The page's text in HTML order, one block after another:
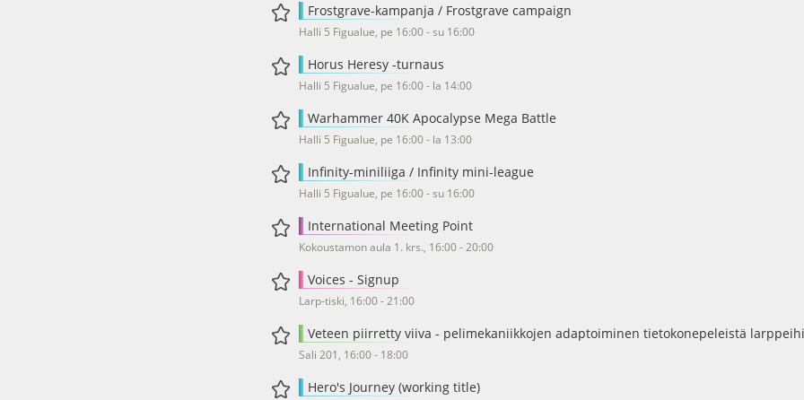
Frostgrave-kampanja / Frostgrave campaign
Halli 5 Figualue, pe 16:00 - su 16:00
Horus Heresy -turnaus
Halli 5 Figualue, pe 16:00 - la 14:00
Warhammer 40K Apocalypse Mega Battle
Halli 5 Figualue, pe 16:00 - la 13:00
Infinity-miniliiga / Infinity mini-league
Halli 5 Figualue, pe 16:00 - su 16:00
International Meeting Point
Kokoustamon aula 1. krs., 16:00 - 20:00
Voices - Signup
Larp-tiski, 16:00 - 21:00
Veteen piirretty viiva - pelimekaniikkojen adaptoiminen tietokonepeleistä
Sali 201, 16:00 - 18:00
Hero's Journey (working title)